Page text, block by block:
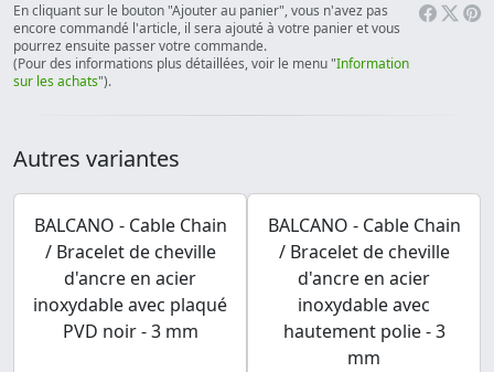
En cliquant sur le bouton "Ajouter au panier", vous n'avez pas
encore commandé l'article, il sera ajouté à votre panier et vous
pourrez ensuite passer votre commande.
(Pour des informations plus détaillées, voir le menu "Information
sur les achats").
Autres variantes
BALCANO - Cable Chain
/ Bracelet de cheville
d'ancre en acier
inoxydable avec plaqué
PVD noir - 3 mm
BALCANO - Cable Chain
/ Bracelet de cheville
d'ancre en acier
inoxydable avec
hautement polie - 3
mm